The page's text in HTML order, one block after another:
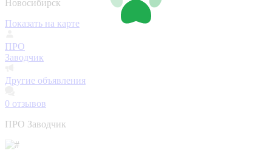
Новосибирск
Показать на карте
ПРО
Заводчик
Другие объявления
0 отзывов
ПРО Заводчик